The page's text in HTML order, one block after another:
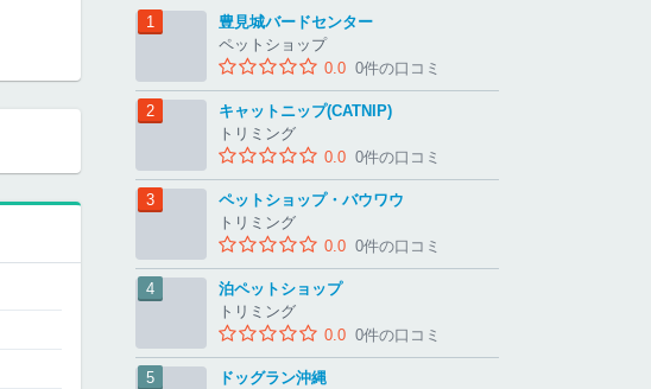
豊見城バードセンター
ペットショップ
0.0 0件の口コミ
キャットニップ(CATNIP)
トリミング
0.0 0件の口コミ
ペットショップ・バウワウ
トリミング
0.0 0件の口コミ
泊ペットショップ
トリミング
0.0 0件の口コミ
ドッグラン沖縄